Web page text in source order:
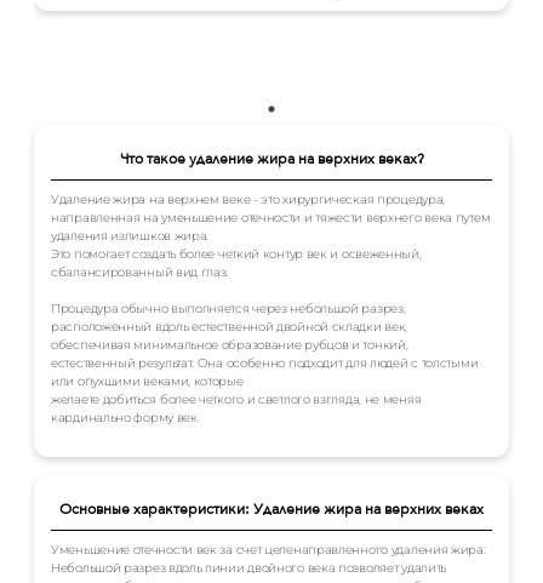
Что такое удаление жира на верхних веках?
Удаление жира на верхнем веке - это хирургическая процедура,
направленная на уменьшение отечности и тяжести верхнего века путем
удаления излишков жира.
Это помогает создать более четкий контур век и освеженный,
сбалансированный вид глаз.
Процедура обычно выполняется через небольшой разрез,
расположенный вдоль естественной двойной складки век,
обеспечивая минимальное образование рубцов и тонкий,
естественный результат. Она особенно подходит для людей с толстыми
или опухшими веками, которые
желаете добиться более четкого и светлого взгляда, не меняя
кардинально форму век.
Основные характеристики: Удаление жира на верхних веках
Уменьшение отечности век за счет целенаправленного удаления жира:
Небольшой разрез вдоль линии двойного века позволяет удалить